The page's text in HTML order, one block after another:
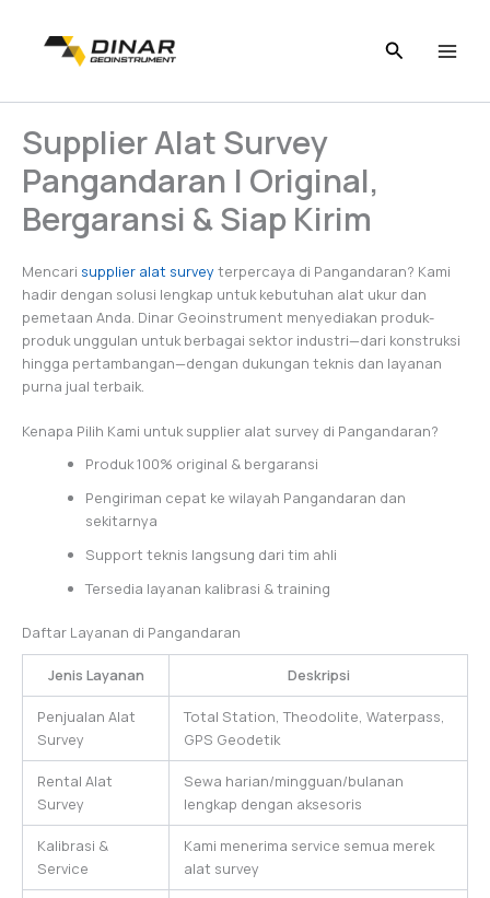
Supplier Alat Survey
Pangandaran | Original,
Bergaransi & Siap Kirim
Mencari supplier alat surveyterpercaya di Pangandaran? Kami
hadir dengan solusi lengkap untuk kebutuhan alat ukur dan
pemetaan Anda. Dinar Geoinstrument menyediakan produk-
produk unggulan untuk berbagai sektor industri—dari konstruksi
hingga pertambangan—dengan dukungan teknis dan layanan
purna jual terbaik.
Kenapa Pilih Kami untuk supplier alat survey di Pangandaran?
Produk 100% original & bergaransi
Pengiriman cepat ke wilayah Pangandaran dan
sekitarnya
Support teknis langsung dari tim ahli
Tersedia layanan kalibrasi & training
Daftar Layanan di Pangandaran
Jenis Layanan Deskripsi
Penjualan Alat
Survey
Total Station, Theodolite, Waterpass,
GPS Geodetik
Rental Alat
Survey
Sewa harian/mingguan/bulanan
lengkap dengan aksesoris
Kalibrasi &
Service
Kami menerima service semua merek
alat survey